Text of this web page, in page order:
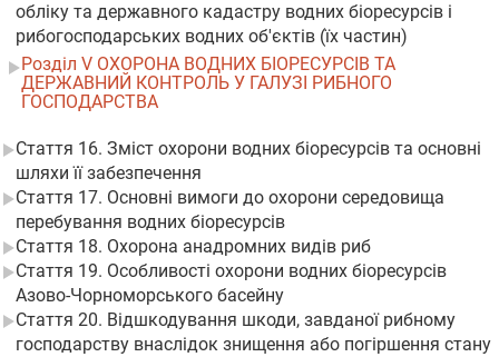
обліку та державного кадастру водних біоресурсів і
рибогосподарських водних об'єктів (їх частин)
Розділ V ОХОРОНА ВОДНИХ БІОРЕСУРСІВ ТА
ДЕРЖАВНИЙ КОНТРОЛЬ У ГАЛУЗІ РИБНОГО
ГОСПОДАРСТВА
Стаття 16. Зміст охорони водних біоресурсів та основні
шляхи її забезпечення
Стаття 17. Основні вимоги до охорони середовища
перебування водних біоресурсів
Стаття 18. Охорона анадромних видів риб
Стаття 19. Особливості охорони водних біоресурсів
Азово-Чорноморського басейну
Стаття 20. Відшкодування шкоди, завданої рибному
господарству внаслідок знищення або погіршення стану